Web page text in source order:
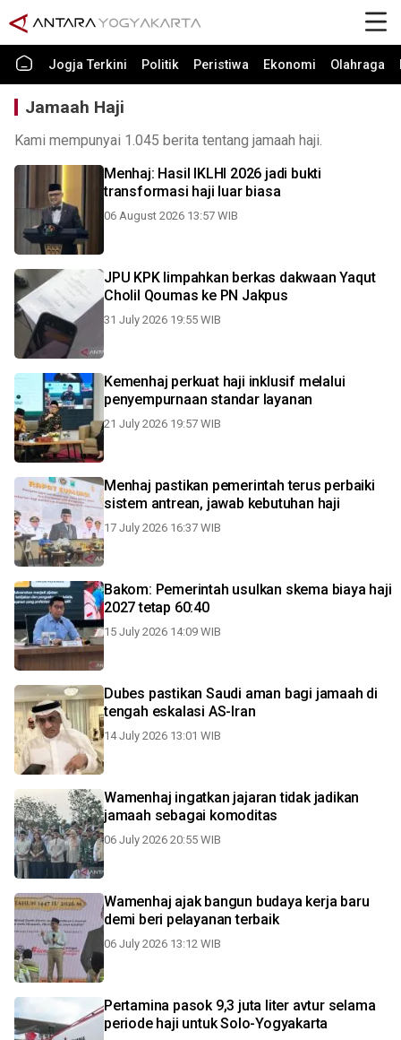
Jogja Terkini Politik Peristiwa Ekonomi Olahraga
Jamaah Haji
Kami mempunyai 1.045 berita tentang jamaah haji.
Menhaj: Hasil IKLHI 2026 jadi bukti
transformasi haji luar biasa
06 August 2026 13:57 WIB
JPU KPK limpahkan berkas dakwaan Yaqut
Cholil Qoumas ke PN Jakpus
31 July 2026 19:55 WIB
Kemenhaj perkuat haji inklusif melalui
penyempurnaan standar layanan
21 July 2026 19:57 WIB
Menhaj pastikan pemerintah terus perbaiki
sistem antrean, jawab kebutuhan haji
17 July 2026 16:37 WIB
Bakom: Pemerintah usulkan skema biaya haji
2027 tetap 60:40
15 July 2026 14:09 WIB
Dubes pastikan Saudi aman bagi jamaah di
tengah eskalasi AS-Iran
14 July 2026 13:01 WIB
Wamenhaj ingatkan jajaran tidak jadikan
jamaah sebagai komoditas
06 July 2026 20:55 WIB
Wamenhaj ajak bangun budaya kerja baru
demi beri pelayanan terbaik
06 July 2026 13:12 WIB
Pertamina pasok 9,3 juta liter avtur selama
periode haji untuk Solo-Yogyakarta